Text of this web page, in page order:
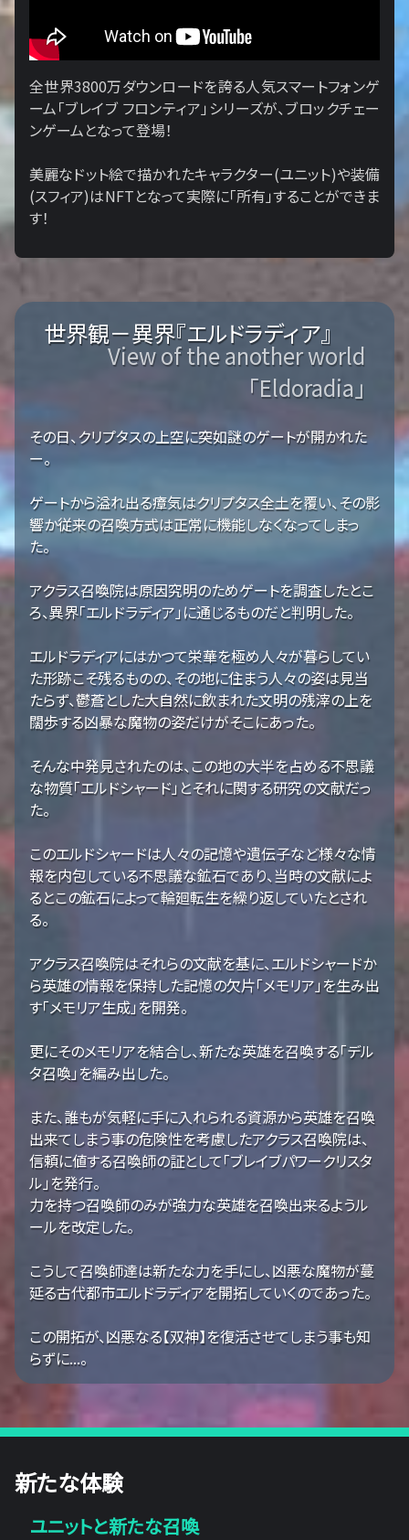
全世界3800万ダウンロードを誇る人気スマートフォンゲ
ーム「ブレイブ フロンティア」シリーズが、ブロックチェー
ンゲームとなって登場！
美麗なドット絵で描かれたキャラクター(ユニット)や装備
(スフィア)はNFTとなって実際に「所有」することができま
す！
世界観－異界『エルドラディア』
View of the another world
「Eldoradia」
その日、クリプタスの上空に突如謎のゲートが開かれた
ー。
ゲートから溢れ出る瘴気はクリプタス全土を覆い、その影
響か従来の召喚方式は正常に機能しなくなってしまっ
た。
アクラス召喚院は原因究明のためゲートを調査したとこ
ろ、異界「エルドラディア」に通じるものだと判明した。
エルドラディアにはかつて栄華を極め人々が暮らしてい
た形跡こそ残るものの、その地に住まう人々の姿は見当
たらず、鬱蒼とした大自然に飲まれた文明の残滓の上を
闊歩する凶暴な魔物の姿だけがそこにあった。
そんな中発見されたのは、この地の大半を占める不思議
な物質「エルドシャード」とそれに関する研究の文献だっ
た。
このエルドシャードは人々の記憶や遺伝子など様々な情
報を内包している不思議な鉱石であり、当時の文献によ
るとこの鉱石によって輪廻転生を繰り返していたとされ
る。
アクラス召喚院はそれらの文献を基に、エルドシャードか
ら英雄の情報を保持した記憶の欠片「メモリア」を生み出
す「メモリア生成」を開発。
更にそのメモリアを結合し、新たな英雄を召喚する「デル
タ召喚」を編み出した。
また、誰もが気軽に手に入れられる資源から英雄を召喚
出来てしまう事の危険性を考慮したアクラス召喚院は、
信頼に値する召喚師の証として「ブレイブパワークリスタ
ル」を発行。
力を持つ召喚師のみが強力な英雄を召喚出来るようル
ールを改定した。
こうして召喚師達は新たな力を手にし、凶悪な魔物が蔓
延る古代都市エルドラディアを開拓していくのであった。
この開拓が、凶悪なる【双神】を復活させてしまう事も知
らずに...。
新たな体験
ユニットと新たな召喚